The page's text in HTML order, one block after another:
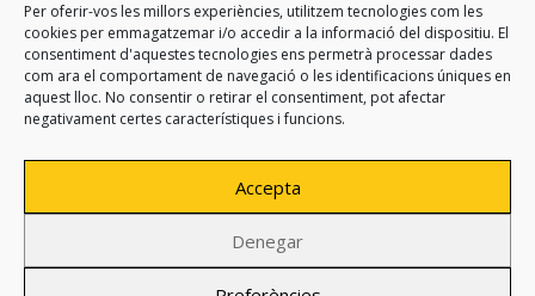
Per oferir-vos les millors experiències, utilitzem tecnologies com les
cookies per emmagatzemar i/o accedir a la informació del dispositiu. El
consentiment d'aquestes tecnologies ens permetrà processar dades
com ara el comportament de navegació o les identificacions úniques en
aquest lloc. No consentir o retirar el consentiment, pot afectar
negativament certes característiques i funcions.
Accepta
Denegar
© 2023 km0 Energy
Carrer Baldrich 222-226
08223 Terrassa, Barcelona
info@km0.energy
Política de privacidad
Avíso legal